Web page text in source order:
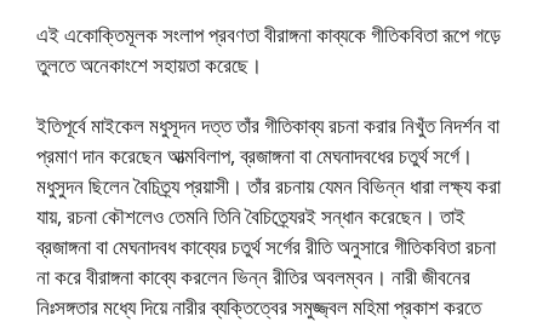
এই একোক্তিমূলক সংলাপ প্রবণতা বীরাঙ্গনা কাব্যকে গীতিকবিতা রূপে গড়ে
তুলতে অনেকাংশে সহায়তা করেছে।
ইতিপূর্বে মাইকেল মধুসূদন দত্ত তাঁর গীতিকাব্য রচনা করার নিখুঁত নিদর্শন বা
প্রমাণ দান করেছেন আত্মবিলাপ, ব্রজাঙ্গনা বা মেঘনাদবধের চতুর্থ সর্গে।
মধুসুদন ছিলেন বৈচিত্র্য প্রয়াসী। তাঁর রচনায় যেমন বিভিন্ন ধারা লক্ষ্য করা
যায়, রচনা কৌশলেও তেমনি তিনি বৈচিত্র্যেরই সন্ধান করেছেন। তাই
ব্রজাঙ্গনা বা মেঘনাদবধ কাব্যের চতুর্থ সর্গের রীতি অনুসারে গীতিকবিতা রচনা
না করে বীরাঙ্গনা কাব্যে করলেন ভিন্ন রীতির অবলম্বন। নারী জীবনের
নিঃসঙ্গতার মধ্যে দিয়ে নারীর ব্যক্তিত্বের সমুজ্জ্বল মহিমা প্রকাশ করতে